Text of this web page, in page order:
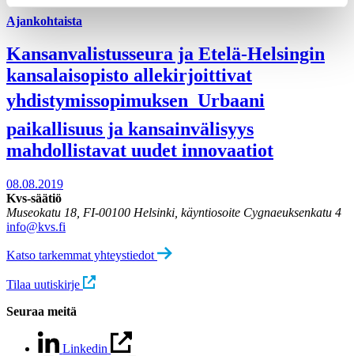
Ajankohtaista
Kansanvalistusseura ja Etelä-Helsingin
kansalaisopisto allekirjoittivat
yhdistymissopimuksen  Urbaani
paikallisuus ja kansainvälisyys
mahdollistavat uudet innovaatiot
08.08.2019
Kvs-säätiö
Museokatu 18, FI-00100 Helsinki, käyntiosoite Cygnaeuksenkatu 4
info@kvs.fi
Katso tarkemmat yhteystiedot
Tilaa uutiskirje
Seuraa meitä
Linkedin